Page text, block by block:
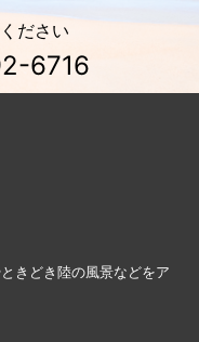
ださい
6716
きどき陸の風景などをア